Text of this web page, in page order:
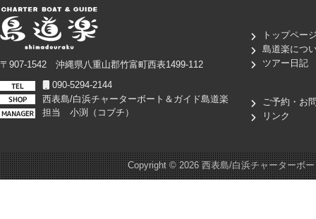
〒907-1542 沖縄県八重山郡竹富町西表1499-112
090-5294-2144
西表島/白浜チャーターボート＆ガイド島道楽
担当 小渕（コブチ）
トップペー
島道楽につ
ツアー日記
ご予約・お
リンク
Copyright ©2026 西表島/白浜チャーターボ